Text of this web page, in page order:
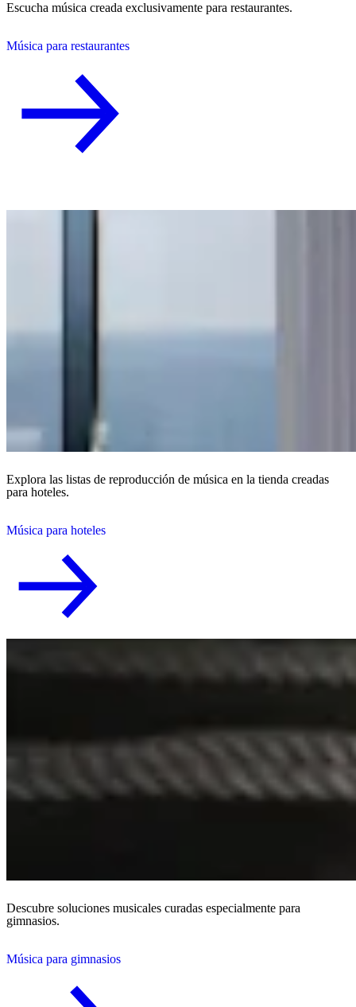
Escucha música creada exclusivamente para restaurantes.
Música para restaurantes
Explora las listas de reproducción de música en la tienda creadas
para hoteles.
Música para hoteles
Descubre soluciones musicales curadas especialmente para
gimnasios.
Música para gimnasios